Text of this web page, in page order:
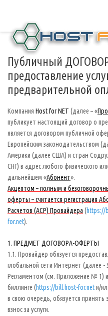
Публичный
предоставление
предварительной
Компания Host for NET (далее – «
публикует настоящий договор о
является договором публичной
Европейским законодательством
Америки (далее США) и стран
СНГ) в адрес любого физического
дальнейшем «Абонент».
Акцептом – полным и
оферты – считается регистрация
Расчетов (АСР) Провайдера (https://
for.net).
1. ПРЕДМЕТ ДОГОВОРА-ОФЕРТЫ
1.1. Провайдер обязуется
глобальной сети Интернет (далее -
Регламентом (см. Приложение № 1)
биллинге (https://bill.host-for.netи/
в свою очередь, обязуется
взнос за услуги.